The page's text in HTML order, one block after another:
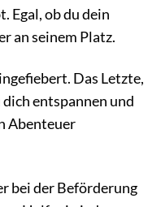
Egal, ob du dein
an seinem Platz.
Das Letzte,
entspannen und
Abenteuer
bei der Beförderung